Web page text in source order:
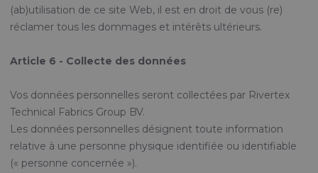
(ab)utilisation de ce site Web, il est en droit de vous (re)
réclamer tous les dommages et intérêts ultérieurs.
Article 6 - Collecte des données
Vos données personnelles seront collectées par Rivertex
Technical Fabrics Group BV.
Les données personnelles désignent toute information
relative à une personne physique identifiée ou identifiable
(« personne concernée »).